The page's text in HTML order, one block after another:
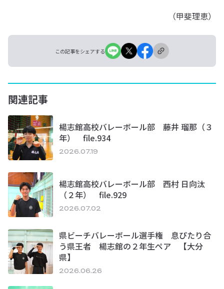
（甲斐理恵）
この記事をシェアする
関連記事
楊志館高校バレーボール部 藤井 瑠那（３
年） file.934
2026.07.19
楊志館高校バレーボール部 西村 日向汰
（２年） file.929
2026.07.02
県ビーチバレーボール選手権 息ぴたり合
う県王者 楊志館の２年生ペア 【大分
県】
2026.06.26